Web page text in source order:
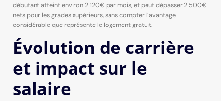
débutant atteint environ 2 120€ par mois, et peut dépasser 2 500€
nets pour les grades supérieurs, sans compter l’avantage
considérable que représente le logement gratuit.
Évolution de carrière
et impact sur le
salaire